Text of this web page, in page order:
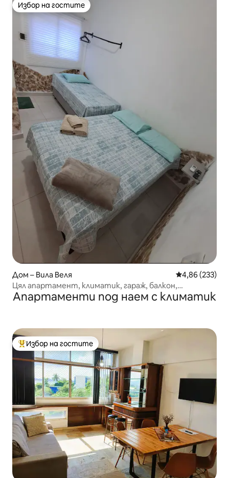
Избор на гостите
Избор на гостите
Дом – Вила Веля Средна
4,86 (233)
Цял апартамент, климатик, гараж, балкон,
апартамент 106
Апартаменти под наем с климатик
Най-популярен избор на гостите
Избор на гостите